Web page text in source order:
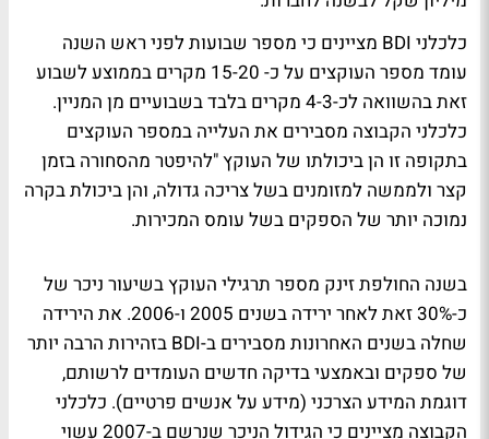
כלכלני BDI מציינים כי מספר שבועות לפני ראש השנה
עומד מספר העוקצים על כ- 15-20 מקרים בממוצע לשבוע
זאת בהשוואה לכ-4-3 מקרים בלבד בשבועיים מן המניין.
כלכלני הקבוצה מסבירים את העלייה במספר העוקצים
בתקופה זו הן ביכולתו של העוקץ "להיפטר מהסחורה בזמן
קצר ולממשה למזומנים בשל צריכה גדולה, והן ביכולת בקרה
נמוכה יותר של הספקים בשל עומס המכירות.
בשנה החולפת זינק מספר תרגילי העוקץ בשיעור ניכר של
כ-30% זאת לאחר ירידה בשנים 2005 ו-2006. את הירידה
שחלה בשנים האחרונות מסבירים ב-BDI בזהירות הרבה יותר
של ספקים ובאמצעי בדיקה חדשים העומדים לרשותם,
דוגמת המידע הצרכני (מידע על אנשים פרטיים). כלכלני
הקבוצה מציינים כי הגידול הניכר שנרשם ב-2007 עשוי